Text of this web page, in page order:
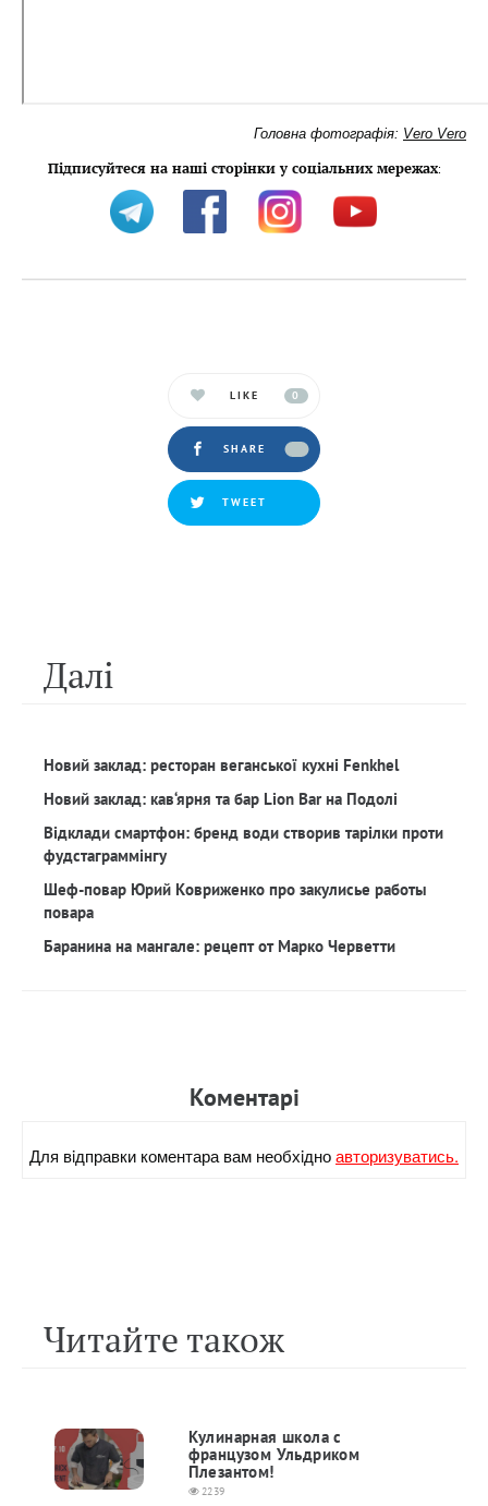
Головна фотографія: Vero Vero
Підписуйтеся на наші сторінки у соціальних мережах:
LIKE 0
SHARE
TWEET
Далi
Новий заклад: ресторан веганської кухні Fenkhel
Новий заклад: кав‘ярня та бар Lion Bar на Подолі
Відклади смартфон: бренд води створив тарілки проти
фудстаграммінгу
Шеф-повар Юрий Ковриженко про закулисье работы
повара
Баранина на мангале: рецепт от Марко Черветти
Коментарi
Для вiдправки коментара вам необхiдноавторизуватись.
Читайте також
Кулинарная школа с
французом Ульдриком
Плезантом!
2239